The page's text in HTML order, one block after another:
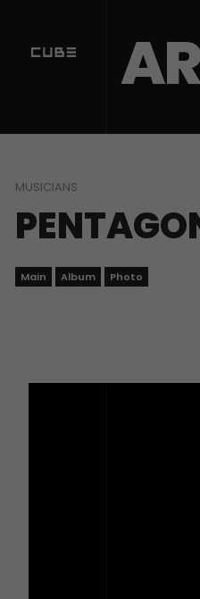
MUSICIANS
Main Album Photo